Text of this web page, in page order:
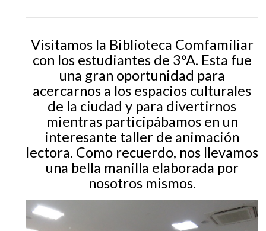
Visitamos la Biblioteca Comfamiliar
con los estudiantes de 3°A. Esta fue
una gran oportunidad para
acercarnos a los espacios culturales
de la ciudad y para divertirnos
mientras participábamos en un
interesante taller de animación
lectora. Como recuerdo, nos llevamos
una bella manilla elaborada por
nosotros mismos.